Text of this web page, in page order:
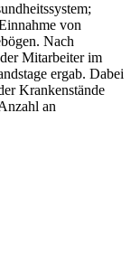
von
Nach
Mitarbeiter im
ergab. Dabei
Krankenstände
an